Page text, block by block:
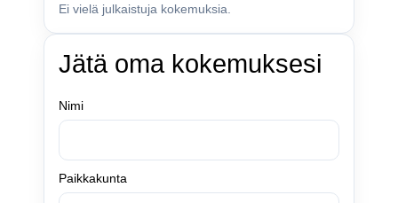
Ei vielä julkaistuja kokemuksia.
Jätä oma kokemuksesi
Nimi
Paikkakunta